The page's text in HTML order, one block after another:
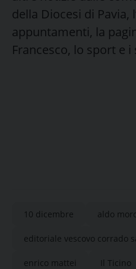
della Diocesi di Pavia,
appuntamenti, la
Francesco, lo sport e i
10 dicembre aldo
editoriale vescovo corrado
enrico mattei Il Ticino